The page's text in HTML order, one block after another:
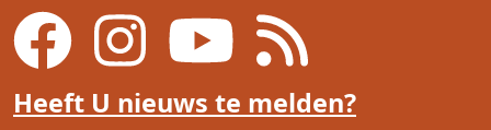
Heeft U nieuws te melden?